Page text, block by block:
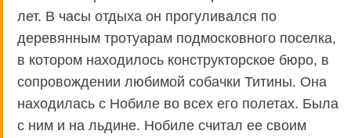
лет. В часы отдыха он прогуливался по
деревянным тротуарам подмосковного поселка,
в котором находилось конструкторское бюро, в
сопровождении любимой собачки Титины. Она
находилась с Нобиле во всех его полетах. Была
с ним и на льдине. Нобиле считал ее своим